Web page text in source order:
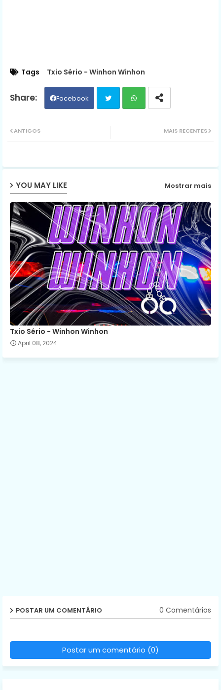
Tags Txio Sério - Winhon Winhon
Facebook
ap
MAIS RECENTES
ANTIGOS
YOU MAY LIKE Mostrar mais
Txio Sério - Winhon Winhon
April 08, 2024
POSTAR UM COMENTÁRIO 0 Comentários
Postar um comentário (0)